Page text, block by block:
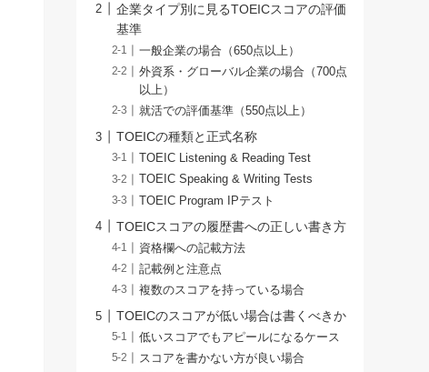
企業タイプ別に見るTOEICスコアの評価
基準
一般企業の場合（650点以上）
外資系・グローバル企業の場合（700点
以上）
就活での評価基準（550点以上）
TOEICの種類と正式名称
TOEIC Listening & Reading Test
TOEIC Speaking & Writing Tests
TOEIC Program IPテスト
TOEICスコアの履歴書への正しい書き方
資格欄への記載方法
記載例と注意点
複数のスコアを持っている場合
TOEICのスコアが低い場合は書くべきか
低いスコアでもアピールになるケース
スコアを書かない方が良い場合